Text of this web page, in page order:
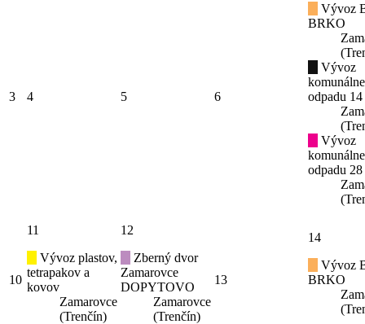
3 4 5 6
Vývoz
BRKO
Vývoz
odpadu
Vývoz
odpadu
10
11
Vývoz plastov,
tetrapakov a
kovov
Zamarovce
(Trenčín)
12
Zberný dvor
Zamarovce
DOPYTOVO
Zamarovce
(Trenčín)
13
14
Vývoz
BRKO